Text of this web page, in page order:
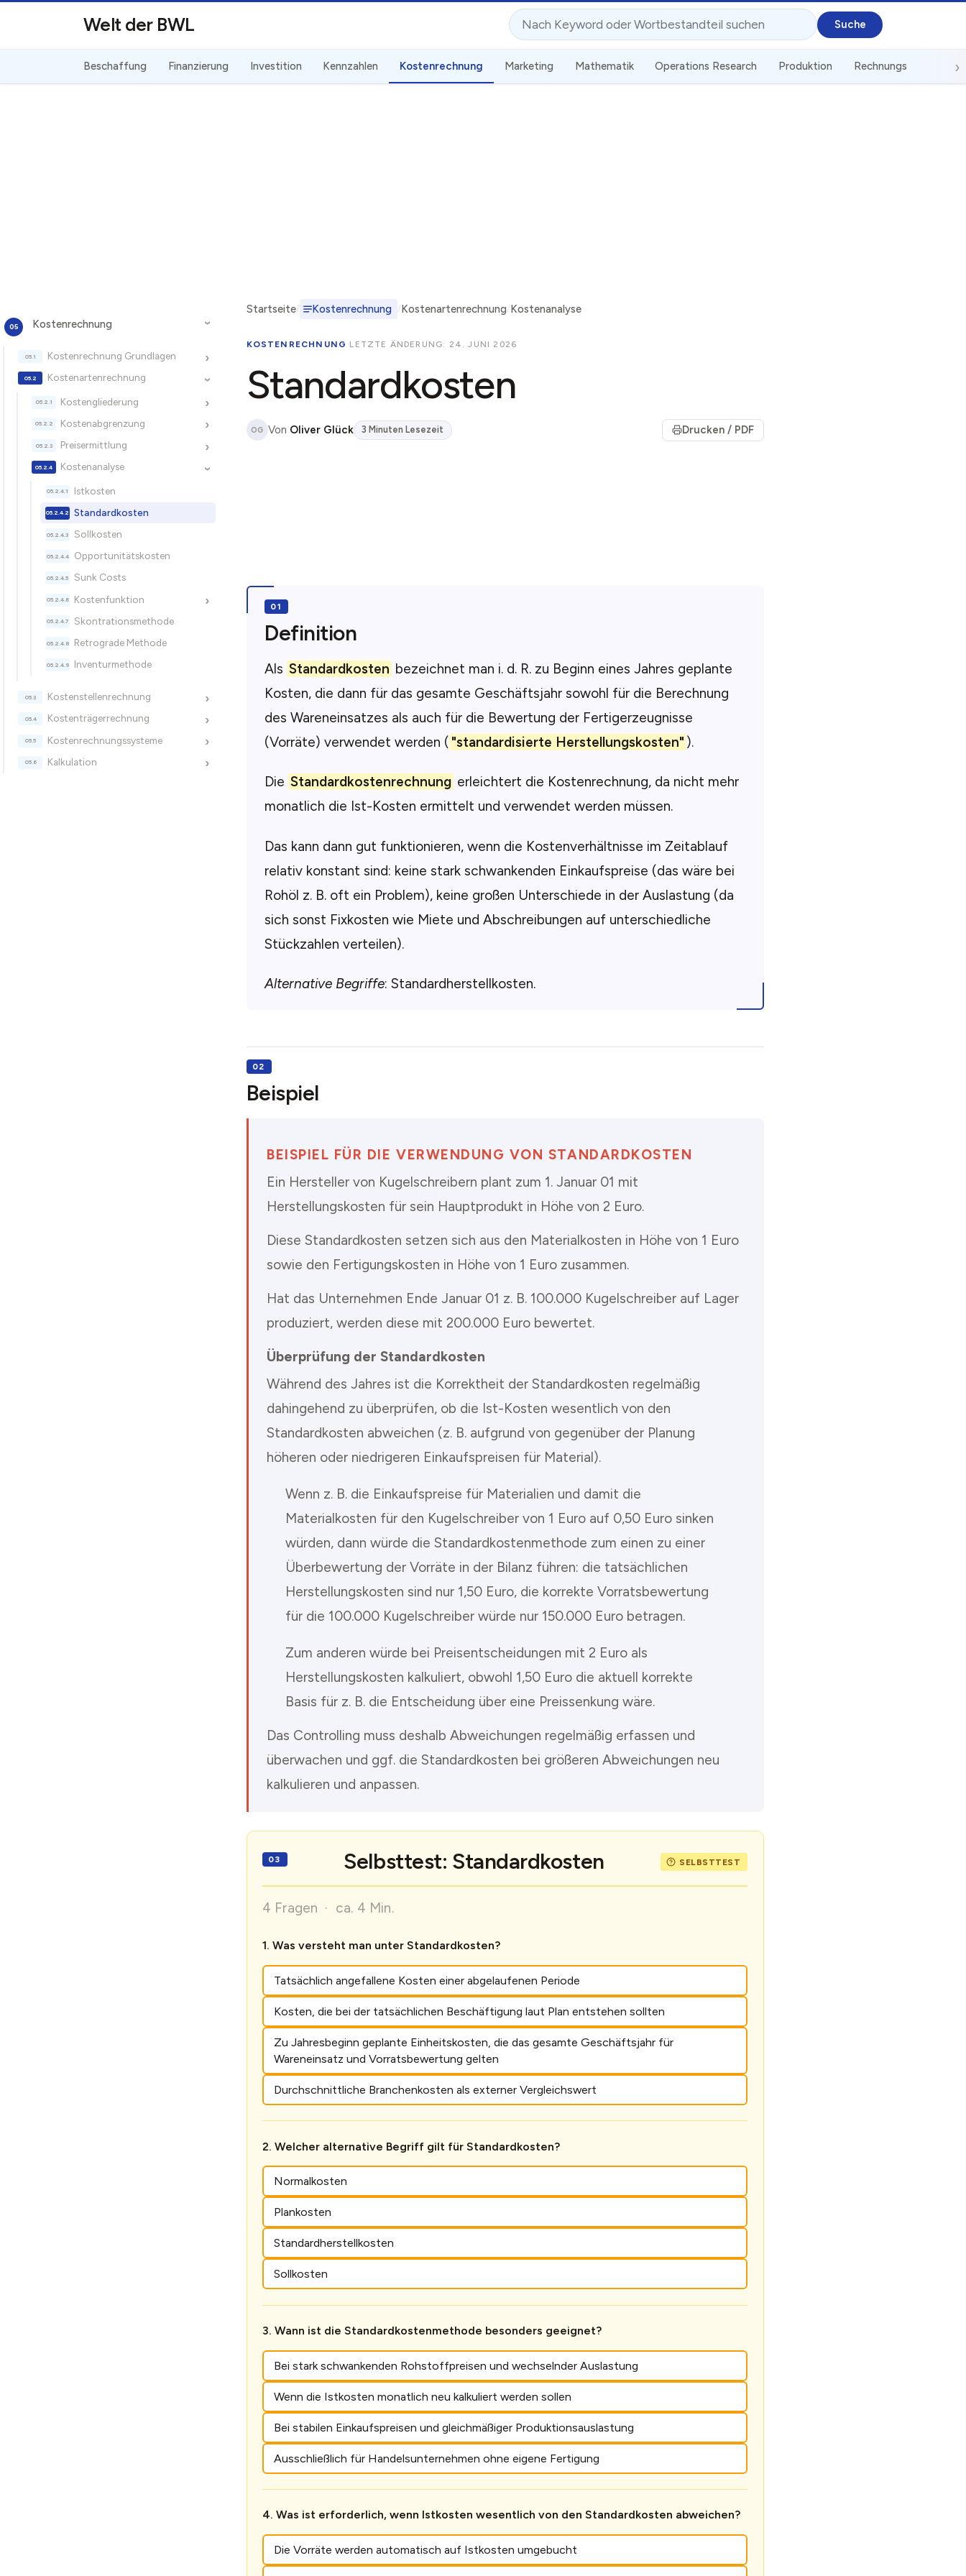
Welt der BWL Suche
Beschaffung Finanzierung Investition Kennzahlen Kostenrechnung Marketing Mathematik Operations Research Produktion Rechnungswesen
›
Kostenrechnung
›
Kostenrechnung Grundlagen
›
Kostenartenrechnung
›
Kostengliederung
›
Kostenabgrenzung
›
Preisermittlung
›
Kostenanalyse
Istkosten
Standardkosten
Sollkosten
Opportunitätskosten
Sunk Costs
›
Kostenfunktion
Skontrationsmethode
Retrograde Methode
Inventurmethode
›
Kostenstellenrechnung
›
Kostenträgerrechnung
›
Kostenrechnungssysteme
›
Kalkulation
Startseite Kostenrechnung Kostenartenrechnung Kostenanalyse
KOSTENRECHNUNG · LETZTE ÄNDERUNG: 24. JUNI 2026
Standardkosten
OG Von Oliver Glück 3 Minuten Lesezeit Drucken / PDF
Definition
Als Standardkosten bezeichnet man i. d. R. zu Beginn eines Jahres geplante
Kosten, die dann für das gesamte Geschäftsjahr sowohl für die Berechnung
des Wareneinsatzes als auch für die Bewertung der Fertigerzeugnisse
(Vorräte) verwendet werden ( "standardisierte Herstellungskosten" ).
Die Standardkostenrechnung erleichtert die Kostenrechnung, da nicht mehr
monatlich die Ist-Kosten ermittelt und verwendet werden müssen.
Das kann dann gut funktionieren, wenn die Kostenverhältnisse im Zeitablauf
relativ konstant sind: keine stark schwankenden Einkaufspreise (das wäre bei
Rohöl z. B. oft ein Problem), keine großen Unterschiede in der Auslastung (da
sich sonst Fixkosten wie Miete und Abschreibungen auf unterschiedliche
Stückzahlen verteilen).
Alternative Begriffe: Standardherstellkosten.
Beispiel
BEISPIEL FÜR DIE VERWENDUNG VON STANDARDKOSTEN
Ein Hersteller von Kugelschreibern plant zum 1. Januar 01 mit
Herstellungskosten für sein Hauptprodukt in Höhe von 2 Euro.
Diese Standardkosten setzen sich aus den Materialkosten in Höhe von 1 Euro
sowie den Fertigungskosten in Höhe von 1 Euro zusammen.
Hat das Unternehmen Ende Januar 01 z. B. 100.000 Kugelschreiber auf Lager
produziert, werden diese mit 200.000 Euro bewertet.
Überprüfung der Standardkosten
Während des Jahres ist die Korrektheit der Standardkosten regelmäßig
dahingehend zu überprüfen, ob die Ist-Kosten wesentlich von den
Standardkosten abweichen (z. B. aufgrund von gegenüber der Planung
höheren oder niedrigeren Einkaufspreisen für Material).
Wenn z. B. die Einkaufspreise für Materialien und damit die
Materialkosten für den Kugelschreiber von 1 Euro auf 0,50 Euro sinken
würden, dann würde die Standardkostenmethode zum einen zu einer
Überbewertung der Vorräte in der Bilanz führen: die tatsächlichen
Herstellungskosten sind nur 1,50 Euro, die korrekte Vorratsbewertung
für die 100.000 Kugelschreiber würde nur 150.000 Euro betragen.
Zum anderen würde bei Preisentscheidungen mit 2 Euro als
Herstellungskosten kalkuliert, obwohl 1,50 Euro die aktuell korrekte
Basis für z. B. die Entscheidung über eine Preissenkung wäre.
Das Controlling muss deshalb Abweichungen regelmäßig erfassen und
überwachen und ggf. die Standardkosten bei größeren Abweichungen neu
kalkulieren und anpassen.
Selbsttest: Standardkosten
4 Fragen · ca. 4 Min.
Was versteht man unter Standardkosten?
Tatsächlich angefallene Kosten einer abgelaufenen Periode
Kosten, die bei der tatsächlichen Beschäftigung laut Plan entstehen sollten
Zu Jahresbeginn geplante Einheitskosten, die das gesamte Geschäftsjahr für
Wareneinsatz und Vorratsbewertung gelten
Durchschnittliche Branchenkosten als externer Vergleichswert
Welcher alternative Begriff gilt für Standardkosten?
Normalkosten
Plankosten
Standardherstellkosten
Sollkosten
Wann ist die Standardkostenmethode besonders geeignet?
Bei stark schwankenden Rohstoffpreisen und wechselnder Auslastung
Wenn die Istkosten monatlich neu kalkuliert werden sollen
Bei stabilen Einkaufspreisen und gleichmäßiger Produktionsauslastung
Ausschließlich für Handelsunternehmen ohne eigene Fertigung
Was ist erforderlich, wenn Istkosten wesentlich von den Standardkosten abweichen?
Die Vorräte werden automatisch auf Istkosten umgebucht